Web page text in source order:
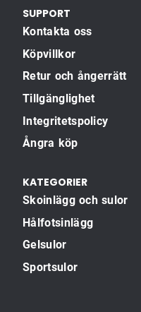
SUPPORT
Kontakta oss
Köpvillkor
Retur och ångerrätt
Tillgänglighet
Integritetspolicy
Ångra köp
KATEGORIER
Skoinlägg och sulor
Hålfotsinlägg
Gelsulor
Sportsulor